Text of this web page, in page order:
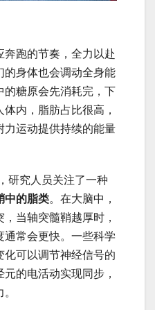
奔跑的节奏，全力以赴
的身体也会调动全身能
的糖原会先消耗完，下
内，脂肪占比很高，
力运动提供持续的能量
研究人员关注了一种
中的脂类。在大脑中，
当轴突髓鞘越厚时，
通常会更快。一些科学
化可以调节神经信号的
的电活动实现同步，